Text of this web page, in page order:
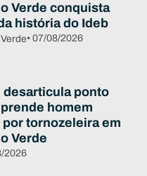
Verde conquista
história do Ideb
• 07/08/2026
desarticula ponto
homem
tornozeleira em
Verde
2026